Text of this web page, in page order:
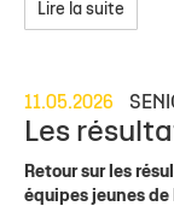
Lire la suite
11.05.2026
Les
Retour sur les
équipes jeunes de